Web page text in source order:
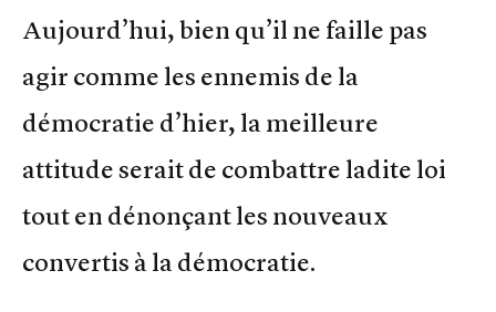
Aujourd’hui, bien qu’il ne faille pas
agir comme les ennemis de la
démocratie d’hier, la meilleure
attitude serait de combattre ladite loi
tout en dénonçant les nouveaux
convertis à la démocratie.